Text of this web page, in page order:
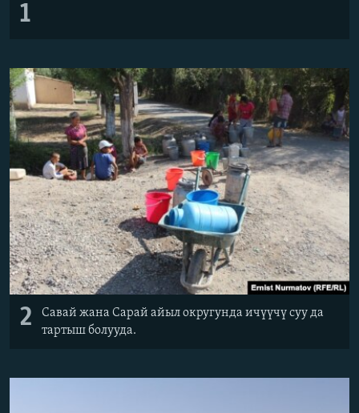
1
2
Савай жана Сарай айыл округунда ичүүчү суу да
тартыш болууда.